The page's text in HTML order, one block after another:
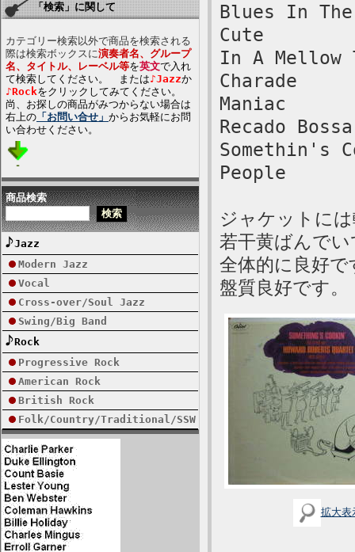
「検索」に関して
カテゴリー検索以外で商品を検索される
際は検索ボックスに演奏者名、グループ
名、タイトル、レーベル等を英文で入れ
て検索してください。 または♪Jazzか
♪Rockをクリックしてみてください。
尚、お探しの商品がみつからない場合は
右上の 「お問い合せ」 からお気軽にお問
い合わせください。
商品検索
Jazz
Modern Jazz
Vocal
Cross-over/Soul Jazz
Swing/Big Band
Rock
Progressive Rock
American Rock
British Rock
Folk/Country/Traditional/SSW
Blues In
Cute
In A Mellow
Charade
Maniac
Recado
Somethin's
People
ジャケットに
若干黄ばんで
全体的に良好で
盤質良好です。
拡大表